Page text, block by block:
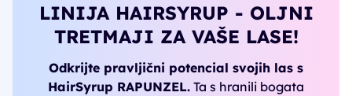
LINIJA HAIRSYRUP - OLJNI
TRETMAJI ZA VAŠE LASE!
Odkrijte pravljični potencial svojih las s
HairSyrup RAPUNZEL. Ta s hranili bogata